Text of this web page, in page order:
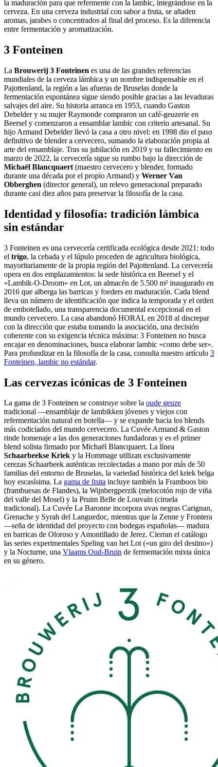
la maduración para que refermente con la lambic, integrándose en la
cerveza. En una cerveza industrial con sabor a fruta, se añaden
aromas, jarabes o concentrados al final del proceso. Es la diferencia
entre fermentación y aromatización.
3 Fonteinen
La Brouwerij 3 Fonteinen es una de las grandes referencias
mundiales de la cerveza lámbica y un nombre indispensable en el
Pajottenland, la región a las afueras de Bruselas donde la
fermentación espontánea sigue siendo posible gracias a las levaduras
salvajes del aire. Su historia arranca en 1953, cuando Gaston
Debelder y su mujer Raymonde compraron un café-geuzerie en
Beersel y comenzaron a ensamblar lambic con criterio artesanal. Su
hijo Armand Debelder llevó la casa a otro nivel: en 1998 dio el paso
definitivo de blender a cervecero, sumando la elaboración propia al
arte del ensamblaje. Tras su jubilación en 2019 y su fallecimiento en
marzo de 2022, la cervecería sigue su rumbo bajo la dirección de
Michaël Blancquaert (maestro cervecero y blender, formado
durante una década por el propio Armand) y Werner Van
Obberghen (director general), un relevo generacional preparado
durante casi diez años para preservar la filosofía de la casa.
Identidad y filosofía: tradición lámbica
sin estándar
3 Fonteinen es una cervecería certificada ecológica desde 2021: todo
el trigo, la cebada y el lúpulo proceden de agricultura biológica,
mayoritariamente de la propia región del Pajottenland. La cervecería
opera en dos emplazamientos: la sede histórica en Beersel y el
«Lambik-O-Droom» en Lot, un almacén de 5.500 m² inaugurado en
2016 que alberga las barricas y foeders en maduración. Cada blend
lleva un número de identificación que indica la temporada y el orden
de embotellado, una transparencia documental excepcional en el
mundo cervecero. La casa abandonó HORAL en 2018 al discrepar
con la dirección que estaba tomando la asociación, una decisión
coherente con su exigencia técnica máxima: 3 Fonteinen no busca
encajar en denominaciones, busca elaborar lambic «como debe ser».
Para profundizar en la filosofía de la casa, consulta nuestro artículo 3
Fonteinen, lambic no estándar.
Las cervezas icónicas de 3 Fonteinen
La gama de 3 Fonteinen se construye sobre la oude geuze
tradicional —ensamblaje de lambikken jóvenes y viejos con
refermentación natural en botella— y se expande hacia los blends
más codiciados del mundo cervecero. La Cuvée Armand & Gaston
rinde homenaje a las dos generaciones fundadoras y es el primer
blend solista firmado por Michaël Blancquaert. La línea
Schaarbeekse Kriek y la Hommage utilizan exclusivamente
cerezas Schaarbeek auténticas recolectadas a mano por más de 50
familias del entorno de Bruselas, la variedad histórica del kriek belga
hoy escasísima. La gama de fruta incluye también la Framboos bio
(frambuesas de Flandes), la Wijnbergperzik (melocotón rojo de viña
del valle del Mosel) y la Pruim Belle de Louvain (ciruela
tradicional). La Cuvée La Baronne incorpora uvas negras Carignan,
Grenache y Syrah del Languedoc, mientras que la Zenne y Frontera
—seña de identidad del proyecto con bodegas españolas— madura
en barricas de Oloroso y Amontillado de Jerez. Cierran el catálogo
las series experimentales Speling van het Lot («un giro del destino»)
y la Nocturne, una Vlaams Oud-Bruin de fermentación mixta única
en su género.